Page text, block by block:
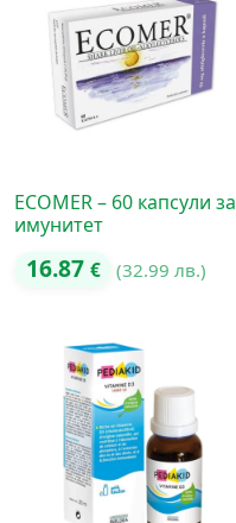
ECOMER – 60 капсули за
имунитет
16.87 € (32.99 лв.)